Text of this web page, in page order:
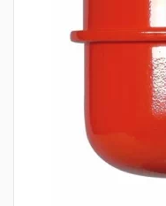
Трубопроводная арматура
Насосное оборудование